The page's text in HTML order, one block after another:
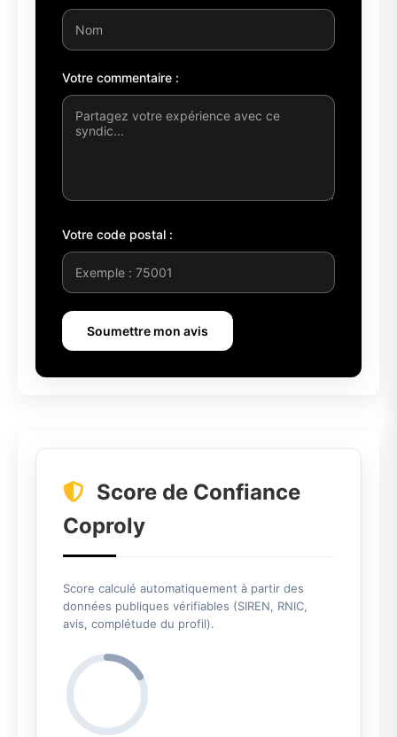
Votre commentaire :
Votre code postal :
Soumettre mon avis
Score de Confiance
Coproly
Score calculé automatiquement à partir des
données publiques vérifiables (SIREN, RNIC,
avis, complétude du profil).